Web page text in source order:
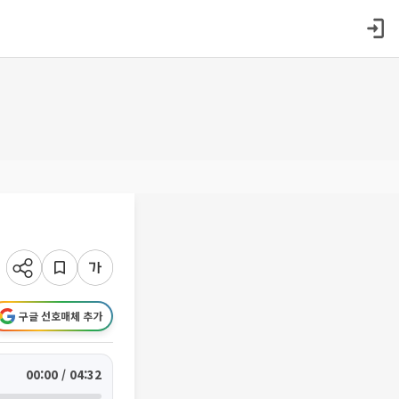
구글 선호매체 추가
00:00 / 04:32